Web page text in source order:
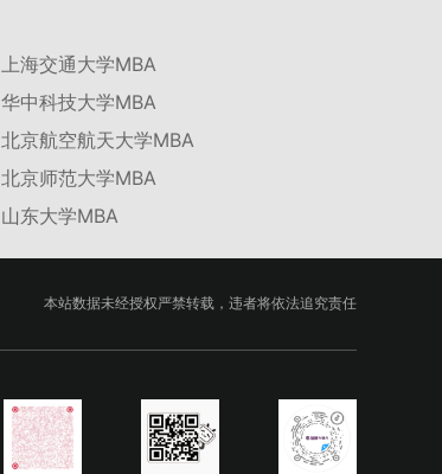
撑。（三）支持科研创新与学术交流学校设立专项
科研基金，举办高水平学术讲座，鼓励研究生参与
创新实践。近年来，研究生在论文发表与学科竞赛
方面取得一系列突破，体现了培养质量的显著提
上海交通大学MBA
华中科技大学MBA
北京航空航天大学MBA
北京师范大学MBA
山东大学MBA
本站数据未经授权严禁转载，违者将依法追究责任